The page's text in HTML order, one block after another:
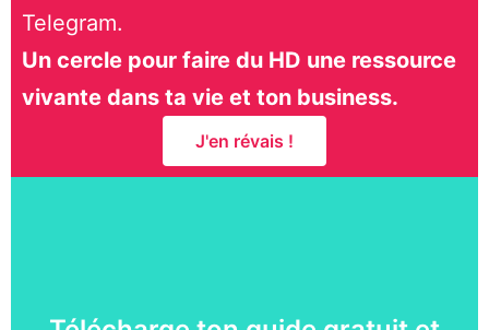
Telegram.
Un cercle pour faire du HD une ressource
vivante dans ta vie et ton business.
J'en révais !